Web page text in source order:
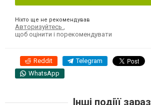
Ніхто ще не рекомендував
Авторизуйтесь
щоб оцінити і порекомендувати
Reddit Telegram
WhatsApp
Інші подіїї зараз